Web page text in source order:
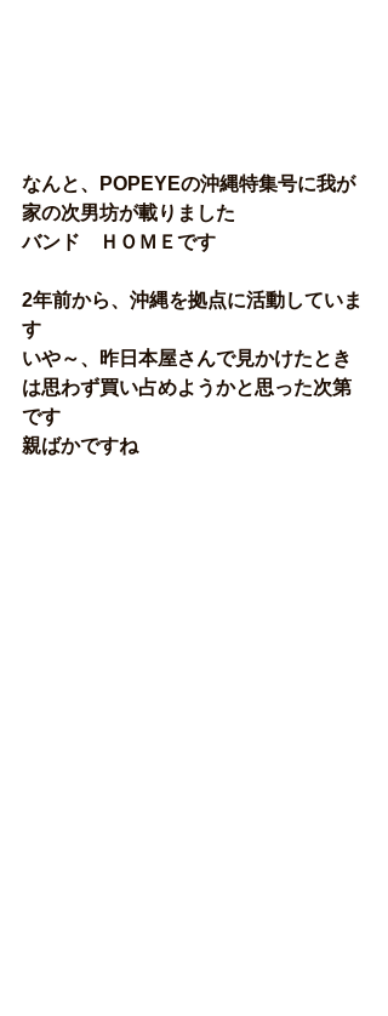
なんと、POPEYEの沖縄特集号に我が
家の次男坊が載りました
バンド　ＨＯＭＥです
2年前から、沖縄を拠点に活動していま
す
いや～、昨日本屋さんで見かけたとき
は思わず買い占めようかと思った次第
です
親ばかですね